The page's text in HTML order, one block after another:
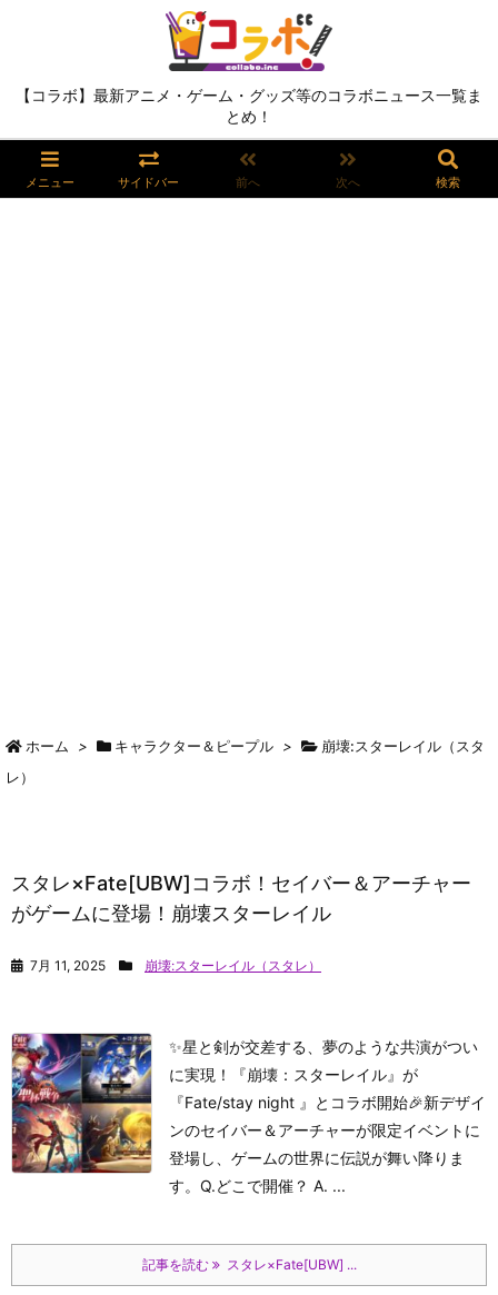
【コラボ】最新アニメ・ゲーム・グッズ等のコラボニュース一覧ま
とめ！
メニュー サイドバー 前へ 次へ 検索
ホーム > キャラクター＆ピープル >
崩壊:スターレイル（スタ
レ）
スタレ×Fate[UBW]コラボ！セイバー＆アーチャー
がゲームに登場！崩壊スターレイル
7月 11, 2025 崩壊:スターレイル（スタレ）
✨星と剣が交差する、夢のような共演がつい
に実現！『崩壊：スターレイル』が
『Fate/stay night 』とコラボ開始🎉新デザイ
ンのセイバー＆アーチャーが限定イベントに
登場し、ゲームの世界に伝説が舞い降りま
す。Q.どこで開催？ A. ...
記事を読む スタレ×Fate[UBW] ...